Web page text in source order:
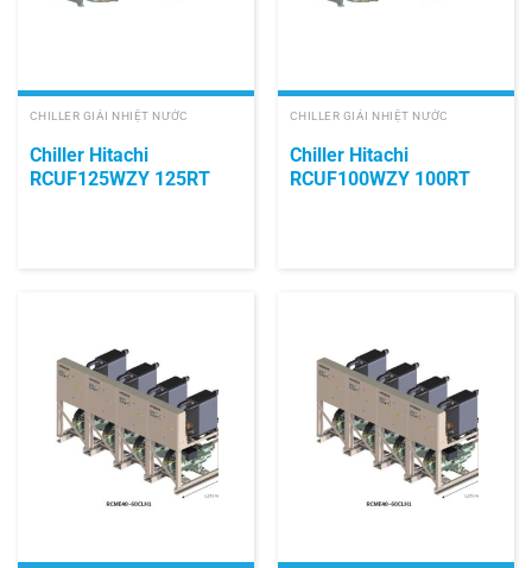
CHILLER GIẢI NHIỆT NƯỚC
Chiller Hitachi
RCUF125WZY 125RT
CHILLER GIẢI NHIỆT NƯỚC
Chiller Hitachi
RCUF100WZY 100RT